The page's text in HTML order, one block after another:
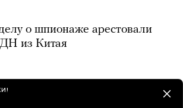
о шпионаже арестовали
из Китая